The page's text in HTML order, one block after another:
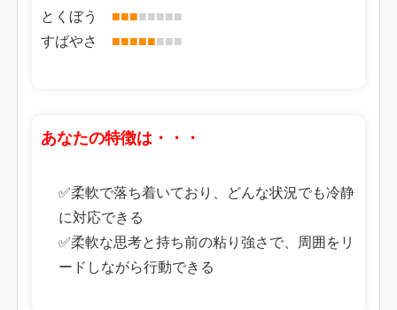
とくぼう ■■■■■■■■
すばやさ ■■■■■■■■
あなたの特徴は・・・
✅柔軟で落ち着いており、どんな状況でも冷静
に対応できる
✅柔軟な思考と持ち前の粘り強さで、周囲をリ
ードしながら行動できる